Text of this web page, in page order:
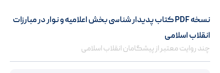
نسخه PDF کتاب پدیدار شناسی بخش اعلامیه و نوار در مبارزات
انقلاب اسلامی
چند روایت معتبر از پیشگامان انقلاب اسلامی